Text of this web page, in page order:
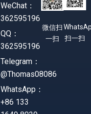
WeChat：
362595196
QQ：
362595196
Telegram：
@Thomas08086
WhatsApp：
+86 133
微信扫
一扫
扫一扫